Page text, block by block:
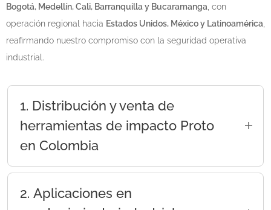
Bogotá, Medellín, Cali, Barranquilla y Bucaramanga , con
operación regional hacia Estados Unidos, México y Latinoamérica
reafirmando nuestro compromiso con la seguridad operativa
industrial.
1. Distribución y venta de
herramientas de impacto Proto
en Colombia
En Elenst gestionamos la comercialización de
herramientas Proto para aplicaciones
industriales y corporativas en Colombia.
2. Aplicaciones en